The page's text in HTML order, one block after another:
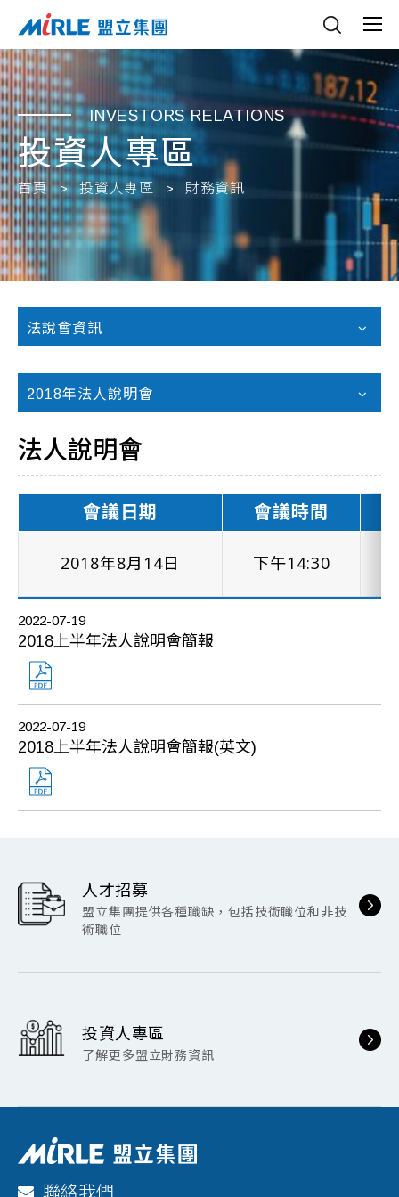
INVESTORS RELATIONS
投資人專區
首頁 投資人專區 財務資訊
法說會資訊
2018年法人說明會
法人說明會
會議日期 會議時間
2018年8月14日 下午14:30
2022-07-19
2018上半年法人說明會簡報
2022-07-19
2018上半年法人說明會簡報(英文)
人才招募
盟立集團提供各種職缺，包括技術職位和非技
術職位
投資人專區
了解更多盟立財務資訊
聯絡我們